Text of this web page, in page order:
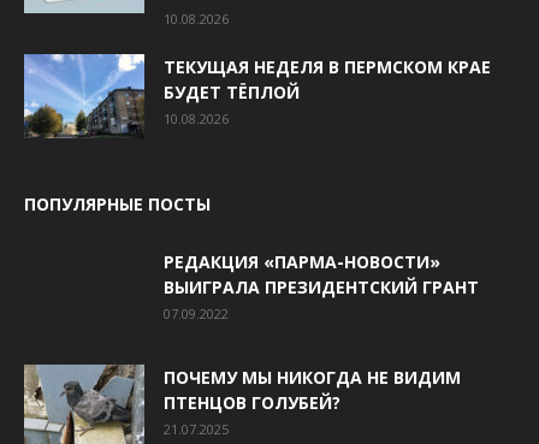
10.08.2026
ТЕКУЩАЯ НЕДЕЛЯ В ПЕРМСКОМ КРАЕ
БУДЕТ ТЁПЛОЙ
10.08.2026
ПОПУЛЯРНЫЕ ПОСТЫ
РЕДАКЦИЯ «ПАРМА-НОВОСТИ»
ВЫИГРАЛА ПРЕЗИДЕНТСКИЙ ГРАНТ
07.09.2022
ПОЧЕМУ МЫ НИКОГДА НЕ ВИДИМ
ПТЕНЦОВ ГОЛУБЕЙ?
21.07.2025